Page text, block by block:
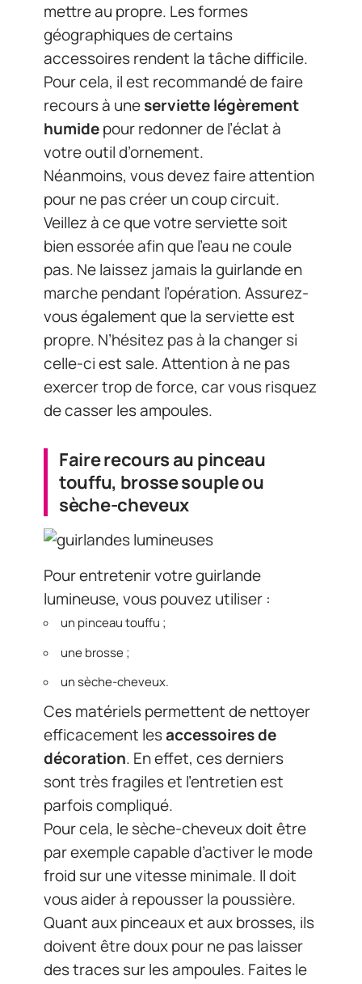
mettre au propre. Les formes
géographiques de certains
accessoires rendent la tâche difficile.
Pour cela, il est recommandé de faire
recours à uneserviettelégèrement
humidepour redonner de l’éclat à
votre outil d’ornement.
Néanmoins, vous devez faire attention
pour ne pas créer un coup circuit.
Veillez à ce que votre serviette soit
bien essorée afin que l’eau ne coule
pas. Ne laissez jamais la guirlande en
marche pendant l’opération. Assurez-
vous également que la serviette est
propre. N’hésitez pas à la changer si
celle-ci est sale. Attention à ne pas
exercer trop de force, car vous risquez
de casser les ampoules.
Faire recours au pinceau
touffu, brosse souple ou
sèche-cheveux
Pour entretenir votre guirlande
lumineuse, vous pouvez utiliser :
un pinceau touffu ;
une brosse ;
un sèche-cheveux.
Ces matériels permettent de nettoyer
efficacement lesaccessoires de
décoration. En effet, ces derniers
sont très fragiles et l’entretien est
parfois compliqué.
Pour cela, le sèche-cheveux doit être
par exemple capable d’activer le mode
froid sur une vitesse minimale. Il doit
vous aider à repousser la poussière.
Quant aux pinceaux et aux brosses, ils
doivent être doux pour ne pas laisser
des traces sur les ampoules. Faites le